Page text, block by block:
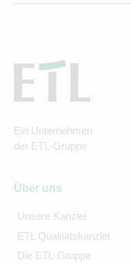
Ein Unternehmen
der ETL-Gruppe
Über uns
Unsere Kanzlei
ETL Qualitätskanzlei
Die ETL-Gruppe